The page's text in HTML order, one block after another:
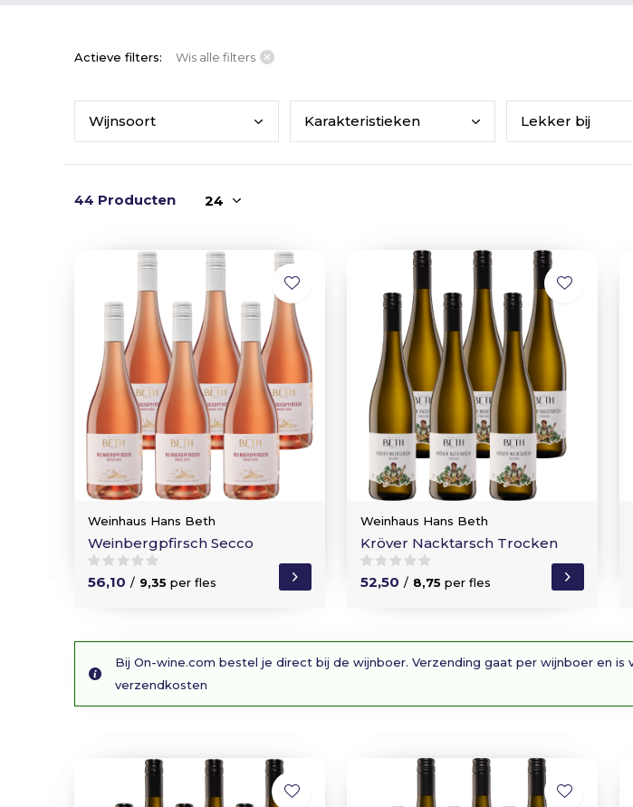
Actieve filters: Wis alle filters
Wijnsoort Karakteristieken Lekker bij
44 Producten
Weinhaus Hans Beth
Weinbergpfirsch Secco
56,10 / 9,35 per fles
Weinhaus Hans Beth
Kröver Nacktarsch Trocken
52,50 / 8,75 per fles
Bij On-wine.com bestel je direct bij de wijnboer. Verzending gaat per wijnboer en is
verzendkosten